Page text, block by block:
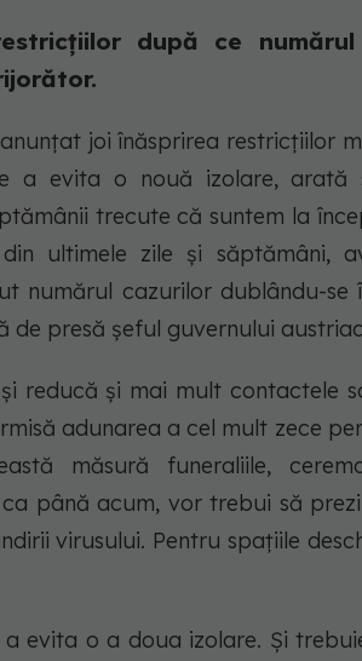
după ce
joi înăsprirea restricţiilor
a evita o nouă izolare, arată
trecute că suntem la
ultimele zile şi săptămâni,
numărul cazurilor dublându-se
de presă şeful guvernului
reducă şi mai mult contactele
adunarea a cel mult zece
măsură funeraliile,
până acum, vor trebui să
virusului. Pentru spaţiile
evita o a doua izolare. Şi